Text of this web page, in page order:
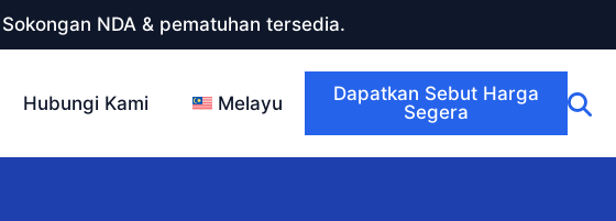
NDA & pematuhan tersedia.
Hubungi Kami Melayu
Dapatkan Sebut Harga
Segera